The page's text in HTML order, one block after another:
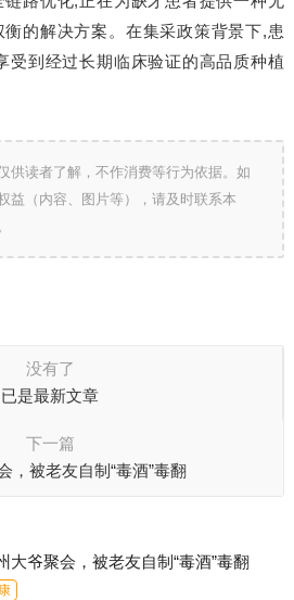
的解决方案。在集采政策背景下,患
受到经过长期临床验证的高品质种植
供读者了解，不作消费等行为依据。如
益（内容、图片等），请及时联系本
没有了
已是最新文章
下一篇
，被老友自制“毒酒”毒翻
大爷聚会，被老友自制“毒酒”毒翻